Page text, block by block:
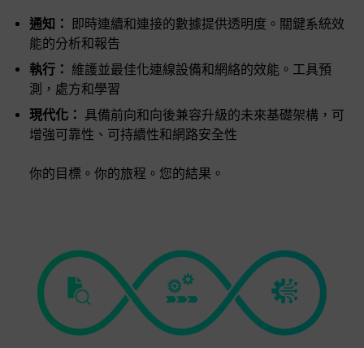
通知：
即時連續和連接的數據提供透明度。關鍵系統效
能的分析和報告
執行： 維護並最佳化連線設備和網絡的效能。工具預
測，處方和學習
現代化： 具備前向和向後兼容升級的未來基礎架構，可
增強可靠性、可持續性和網路安全性
你的目標。你的旅程。您的結果。